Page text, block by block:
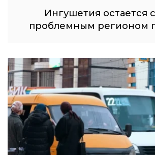
Ингушетия остается
проблемным регионом